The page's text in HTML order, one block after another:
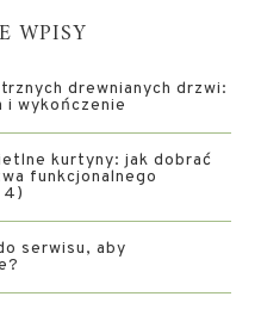
WPISY
drewnianych drzwi:
i wykończenie
kurtyny: jak dobrać
funkcjonalnego
4)
serwisu, aby